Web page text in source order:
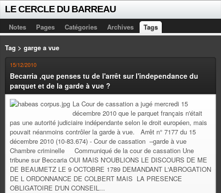
LE CERCLE DU BARREAU
Notes Pages Catégories Archives Tags
Tag > garge a vue
15/12/2010
Becarria ,que penses tu de l'arrêt sur l'independance du
parquet et de la garde à vue ?
La Cour de cassation a jugé mercredi 15
décembre 2010 que le parquet français n'était
pas une autorité judiciaire indépendante selon le droit européen, mais
pouvait néanmoins contrôler la garde à vue. Arrêt n° 7177 du 15
décembre 2010 (10-83.674) - Cour de cassation –garde à vue
Chambre criminelle Communiqué de la cour de cassation Une
tribune sur Beccaria OUI MAIS N'OUBLIONS LE DISCOURS DE ME
DE BEAUMETZ LE 9 OCTOBRE 1789 DEMANDANT L'ABROGATION
DE L ORDONNANCE DE COLBERT MAIS LA PRESENCE
OBLIGATOIRE D'UN CONSEIL...